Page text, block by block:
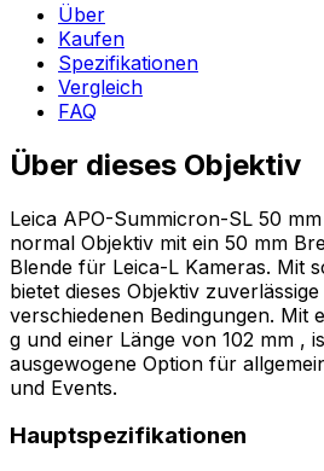
Über
Kaufen
Spezifikationen
Vergleich
FAQ
Über dieses Objektiv
Leica APO-Summicron-SL 50
normal Objektiv mit ein 50 mm
Blende für Leica-L Kameras. Mit
bietet dieses Objektiv
verschiedenen Bedingungen. Mit
g und einer Länge von 102 mm ,
ausgewogene Option für
und Events.
Hauptspezifikationen